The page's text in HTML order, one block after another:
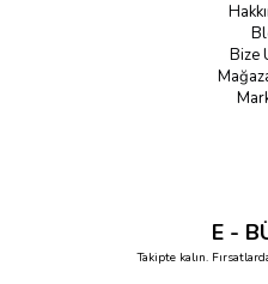
Bize
E -
Takipte kalın.